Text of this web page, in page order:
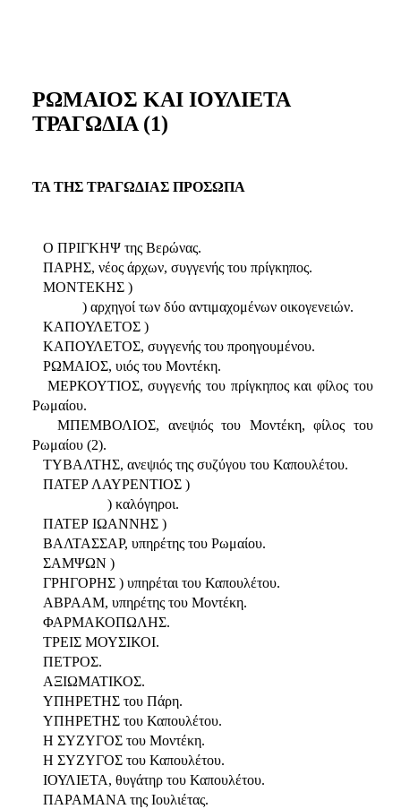
ΡΩΜΑΙΟΣ ΚΑΙ ΙΟΥΛΙΕΤΑ
ΤΡΑΓΩΔΙΑ (1)
ΤΑ ΤΗΣ ΤΡΑΓΩΔΙΑΣ ΠΡΟΣΩΠΑ
Ο ΠΡΙΓΚΗΨ της Βερώνας.
ΠΑΡΗΣ, νέος άρχων, συγγενής του πρίγκηπος.
ΜΟΝΤΕΚΗΣ )
) αρχηγοί των δύο αντιμαχομένων οικογενειών.
ΚΑΠΟΥΛΕΤΟΣ )
ΚΑΠΟΥΛΕΤΟΣ, συγγενής του προηγουμένου.
ΡΩΜΑΙΟΣ, υιός του Μοντέκη.
ΜΕΡΚΟΥΤΙΟΣ, συγγενής του πρίγκηπος και φίλος του
Ρωμαίου.
ΜΠΕΜΒΟΛΙΟΣ, ανεψιός του Μοντέκη, φίλος του
Ρωμαίου (2).
ΤΥΒΑΛΤΗΣ, ανεψιός της συζύγου του Καπουλέτου.
ΠΑΤΕΡ ΛΑΥΡΕΝΤΙΟΣ )
) καλόγηροι.
ΠΑΤΕΡ ΙΩΑΝΝΗΣ )
ΒΑΛΤΑΣΣΑΡ, υπηρέτης του Ρωμαίου.
ΣΑΜΨΩΝ )
ΓΡΗΓΟΡΗΣ ) υπηρέται του Καπουλέτου.
ΑΒΡΑΑΜ, υπηρέτης του Μοντέκη.
ΦΑΡΜΑΚΟΠΩΛΗΣ.
ΤΡΕΙΣ ΜΟΥΣΙΚΟΙ.
ΠΕΤΡΟΣ.
ΑΞΙΩΜΑΤΙΚΟΣ.
ΥΠΗΡΕΤΗΣ του Πάρη.
ΥΠΗΡΕΤΗΣ του Καπουλέτου.
Η ΣΥΖΥΓΟΣ του Μοντέκη.
Η ΣΥΖΥΓΟΣ του Καπουλέτου.
ΙΟΥΛΙΕΤΑ, θυγάτηρ του Καπουλέτου.
ΠΑΡΑΜΑΝΑ της Ιουλιέτας.